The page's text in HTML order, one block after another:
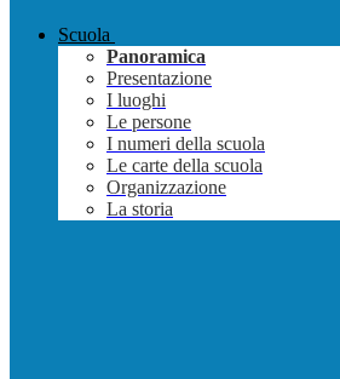
Scuola
Panoramica
Presentazione
I luoghi
Le persone
I numeri della scuola
Le carte della scuola
Organizzazione
La storia